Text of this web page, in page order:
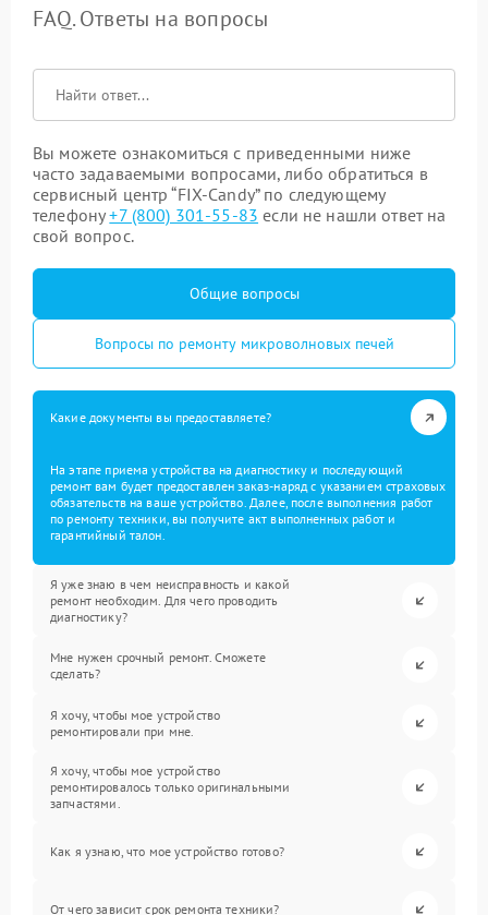
FAQ. Ответы на вопросы
Вы можете ознакомиться с приведенными ниже
часто задаваемыми вопросами, либо обратиться в
сервисный центр “FIX-Candy” по следующему
телефону+7 (800) 301-55-83 если не нашли ответ на
свой вопрос.
Общие вопросы
Вопросы по ремонту микроволновых печей
Какие документы вы предоставляете?
На этапе приема устройства на диагностику и последующий
ремонт вам будет предоставлен заказ-наряд с указанием страховых
обязательств на ваше устройство. Далее, после выполнения работ
по ремонту техники, вы получите акт выполненных работ и
гарантийный талон.
Я уже знаю в чем неисправность и какой
ремонт необходим. Для чего проводить
диагностику?
Мне нужен срочный ремонт. Сможете
сделать?
Я хочу, чтобы мое устройство
ремонтировали при мне.
Я хочу, чтобы мое устройство
ремонтировалось только оригинальными
запчастями.
Как я узнаю, что мое устройство готово?
От чего зависит срок ремонта техники?